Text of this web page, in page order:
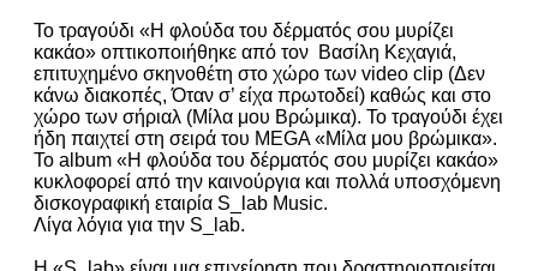
To τραγούδι «Η φλούδα του δέρματός σου μυρίζει
κακάο» οπτικοποιήθηκε από τον Βασίλη Κεχαγιά,
επιτυχημένο σκηνοθέτη στο χώρο των video clip (Δεν
κάνω διακοπές, Όταν σ’ είχα πρωτοδεί) καθώς και στο
χώρο των σήριαλ (Μίλα μου Βρώμικα). Το τραγούδι έχει
ήδη παιχτεί στη σειρά του MEGA «Μίλα μου βρώμικα».
Το album «Η φλούδα του δέρματός σου μυρίζει κακάο»
κυκλοφορεί από την καινούργια και πολλά υποσχόμενη
δισκογραφική εταιρία S_lab Music.
Λίγα λόγια για την S_lab.